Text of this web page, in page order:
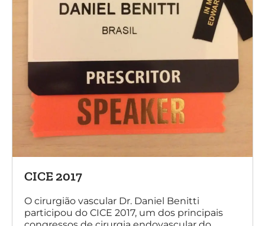
CICE 2017
O cirurgião vascular Dr. Daniel Benitti
participou do CICE 2017, um dos principais